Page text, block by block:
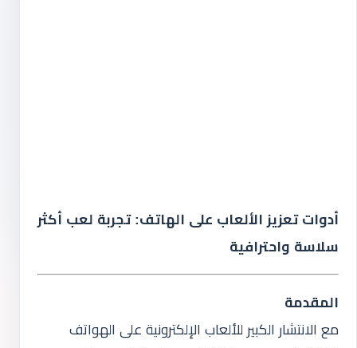
أدوات تعزيز الألعاب على الهاتف: تجربة لعب أكثر
سلاسة واحترافية
المقدمة
مع الانتشار الكبير للألعاب الإلكترونية على الهواتف